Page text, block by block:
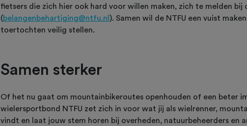
fietsers die zich hier ook hard voor willen maken, zich te melden bij
(belangenbehartiging@ntfu.nl ). Samen wil de NTFU een vuist
toertochten veilig stellen.
Samen sterker
Of het nu gaat om mountainbikeroutes openhouden of een beter
wielersportbond NTFU zet zich in voor wat jij als wielrenner,
vindt en laat jouw stem horen bij overheden, natuurbeheerders en